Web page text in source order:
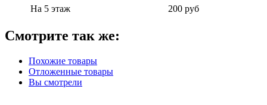
На 5 этаж 200 руб
Смотрите так же:
Похожие товары
Отложенные товары
Вы смотрели